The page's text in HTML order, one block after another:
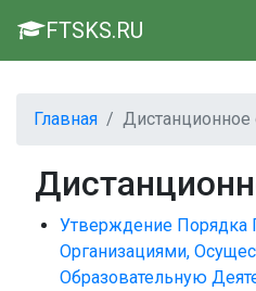
FTSKS.RU
Главная Дистанционное
Утверждение Порядка
Организациями,
Образовательную